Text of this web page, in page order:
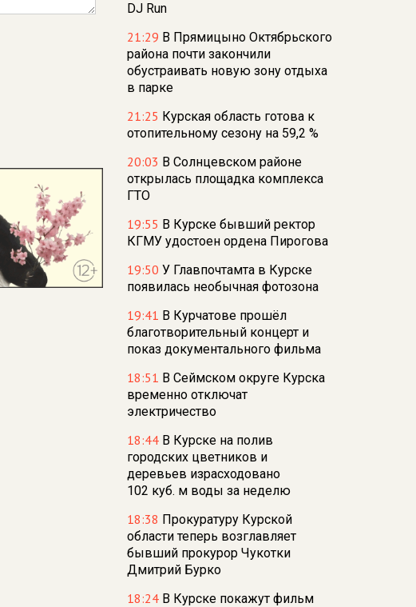
DJ Run
21:29 В Прямицыно Октябрьского
района почти закончили
обустраивать новую зону отдыха
в парке
21:25 Курская область готова к
отопительному сезону на 59,2 %
20:03 В Солнцевском районе
открылась площадка комплекса
ГТО
19:55 В Курске бывший ректор
КГМУ удостоен ордена Пирогова
19:50 У Главпочтамта в Курске
появилась необычная фотозона
19:41 В Курчатове прошёл
благотворительный концерт и
показ документального фильма
18:51 В Сеймском округе Курска
временно отключат
электричество
18:44 В Курске на полив
городских цветников и
деревьев израсходовано
102 куб. м воды за неделю
18:38 Прокуратуру Курской
области теперь возглавляет
бывший прокурор Чукотки
Дмитрий Бурко
18:24 В Курске покажут фильм